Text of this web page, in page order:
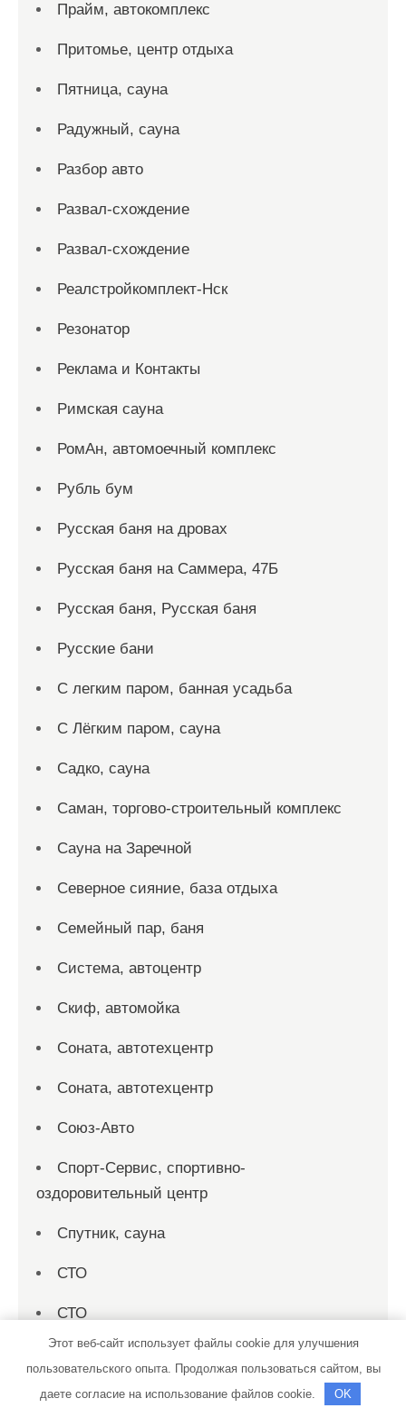
Прайм, автокомплекс
Притомье, центр отдыха
Пятница, сауна
Радужный, сауна
Разбор авто
Развал-схождение
Развал-схождение
Реалстройкомплект-Нск
Резонатор
Реклама и Контакты
Римская сауна
РомАн, автомоечный комплекс
Рубль бум
Русская баня на дровах
Русская баня на Саммера, 47Б
Русская баня, Русская баня
Русские бани
С легким паром, банная усадьба
С Лёгким паром, сауна
Садко, сауна
Саман, торгово-строительный комплекс
Сауна на Заречной
Северное сияние, база отдыха
Семейный пар, баня
Система, автоцентр
Скиф, автомойка
Соната, автотехцентр
Соната, автотехцентр
Союз-Авто
Спорт-Сервис, спортивно-
оздоровительный центр
Спутник, сауна
СТО
СТО
СТО 19
СТО на совесть
Этот веб-сайт использует файлы cookie для улучшения
пользовательского опыта. Продолжая пользоваться сайтом, вы
даете согласие на использование файлов cookie.
OK